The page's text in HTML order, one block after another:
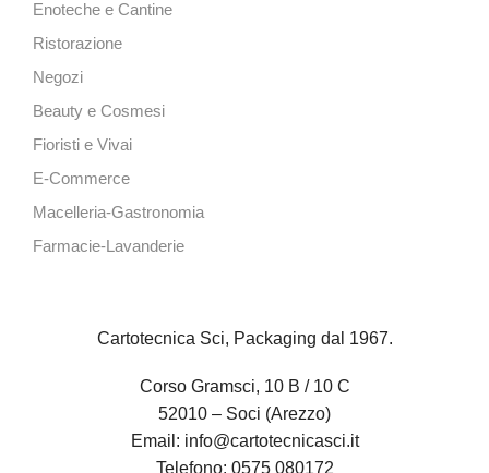
Enoteche e Cantine
Ristorazione
Negozi
Beauty e Cosmesi
Fioristi e Vivai
E-Commerce
Macelleria-Gastronomia
Farmacie-Lavanderie
Cartotecnica Sci, Packaging dal 1967.
Corso Gramsci, 10 B / 10 C
52010 – Soci (Arezzo)
Email: info@cartotecnicasci.it
Telefono: 0575 080172